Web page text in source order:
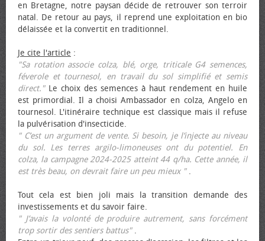
en Bretagne, notre paysan décide de retrouver son terroir
natal. De retour au pays, il reprend une exploitation en bio
délaissée et la convertit en traditionnel.
Je cite l'article :
"Sa rotation associe colza, blé, orge, triticale G4 semences,
féverole et tournesol, en travail du sol simplifié et semis
direct."Le choix des semences à haut rendement en huile
est primordial. Il a choisi Ambassador en colza, Angelo en
tournesol. L'itinéraire technique est classique mais il refuse
la pulvérisation d'insecticide.
" C’est un argument de vente. Si besoin, je l’injecte au niveau
du sol. Les terres argilo-limoneuses ont du potentiel. En
colza, la campagne 2024-2025 atteint 44 q/ha. Cette année, il
est très beau, on devrait faire un peu mieux ".
Tout cela est bien joli mais la transition demande des
investissements et du savoir faire.
" J’avais la volonté de produire autrement, sans forcément
trop sortir des sentiers battus".